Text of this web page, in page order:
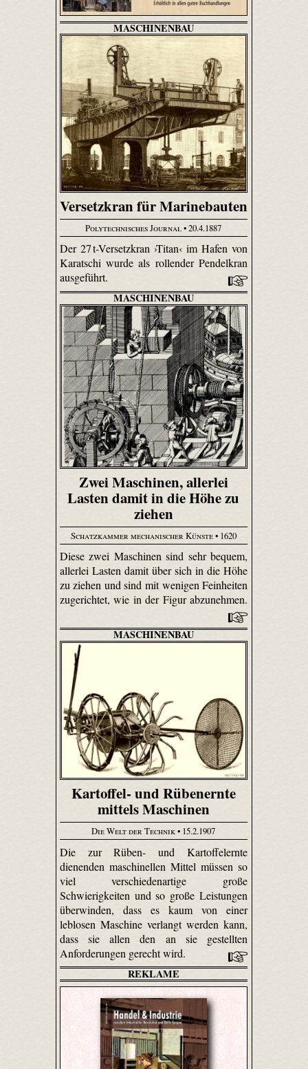
MASCHINENBAU
Versetzkran für Marinebauten
Polytechnisches Journal• 20.4.1887
Der 27 t-Versetzkran ›Titan‹ im Hafen von
Karatschi wurde als rollender Pendelkran
ausgeführt.
MASCHINENBAU
Zwei Maschinen, allerlei
Lasten damit in die Höhe zu
ziehen
Schatzkammer mechanischer Künste• 1620
Diese zwei Maschinen sind sehr bequem,
allerlei Lasten damit über sich in die Höhe
zu ziehen und sind mit wenigen Feinheiten
zugerichtet, wie in der Figur abzunehmen.
MASCHINENBAU
Kartoffel- und Rübenernte
mittels Maschinen
Die Welt der Technik• 15.2.1907
Die zur Rüben- und Kartoffelernte
dienenden maschinellen Mittel müssen so
viel verschiedenartige große
Schwierigkeiten und so große Leistungen
überwinden, dass es kaum von einer
leblosen Maschine verlangt werden kann,
dass sie allen den an sie gestellten
Anforderungen gerecht wird.
REKLAME